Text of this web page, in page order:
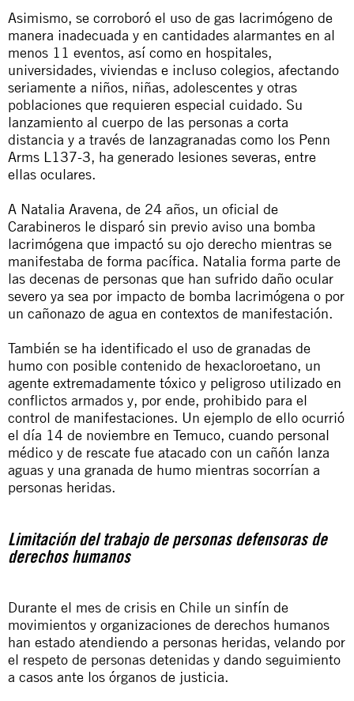
Asimismo, se corroboró el uso de gas lacrimógeno de
manera inadecuada y en cantidades alarmantes en al
menos 11 eventos, así como en hospitales,
universidades, viviendas e incluso colegios, afectando
seriamente a niños, niñas, adolescentes y otras
poblaciones que requieren especial cuidado. Su
lanzamiento al cuerpo de las personas a corta
distancia y a través de lanzagranadas como los Penn
Arms L137-3, ha generado lesiones severas, entre
ellas oculares.
A Natalia Aravena, de 24 años, un oficial de
Carabineros le disparó sin previo aviso una bomba
lacrimógena que impactó su ojo derecho mientras se
manifestaba de forma pacífica. Natalia forma parte de
las decenas de personas que han sufrido daño ocular
severo ya sea por impacto de bomba lacrimógena o por
un cañonazo de agua en contextos de manifestación.
También se ha identificado el uso de granadas de
humo con posible contenido de hexacloroetano, un
agente extremadamente tóxico y peligroso utilizado en
conflictos armados y, por ende, prohibido para el
control de manifestaciones. Un ejemplo de ello ocurrió
el día 14 de noviembre en Temuco, cuando personal
médico y de rescate fue atacado con un cañón lanza
aguas y una granada de humo mientras socorrían a
personas heridas.
Limitación del trabajo de personas defensoras de
derechos humanos
Durante el mes de crisis en Chile un sinfín de
movimientos y organizaciones de derechos humanos
han estado atendiendo a personas heridas, velando por
el respeto de personas detenidas y dando seguimiento
a casos ante los órganos de justicia.